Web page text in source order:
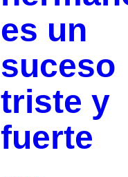
es un
suceso
triste y
fuerte